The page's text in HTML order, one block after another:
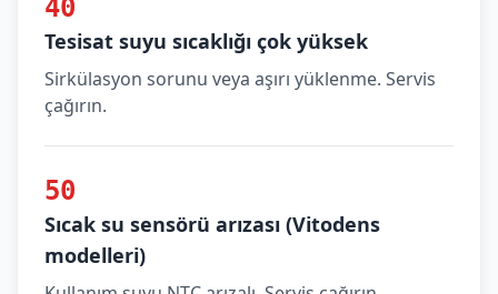
40
Tesisat suyu sıcaklığı çok yüksek
Sirkülasyon sorunu veya aşırı yüklenme. Servis
çağırın.
50
Sıcak su sensörü arızası (Vitodens
modelleri)